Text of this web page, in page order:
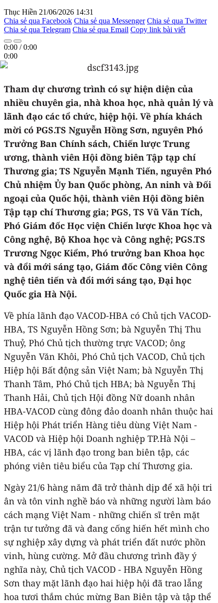
Thục Hiền 21/06/2026 14:31
Chia sẻ qua Facebook Chia sẻ qua Messenger Chia sẻ qua Twitter
Chia sẻ qua Telegram Chia sẻ qua Email Copy link bài viết
0:00 /0:00
0:00
Tham dự chương trình có sự hiện diện của
nhiều chuyên gia, nhà khoa học, nhà quản lý và
lãnh đạo các tổ chức, hiệp hội. Về phía khách
mời có PGS.TS Nguyễn Hồng Sơn, nguyên Phó
Trưởng Ban Chính sách, Chiến lược Trung
ương, thành viên Hội đồng biên Tập tạp chí
Thương gia; TS Nguyễn Mạnh Tiến, nguyên Phó
Chủ nhiệm Ủy ban Quốc phòng, An ninh và Đối
ngoại của Quốc hội, thành viên Hội đồng biên
Tập tạp chí Thương gia; PGS, TS Vũ Văn Tích,
Phó Giám đốc Học viện Chiến lược Khoa học và
Công nghệ, Bộ Khoa học và Công nghệ; PGS.TS
Trương Ngọc Kiểm, Phó trưởng ban Khoa học
và đổi mới sáng tạo, Giám đốc Công viên Công
nghệ tiên tiến và đổi mới sáng tạo, Đại học
Quốc gia Hà Nội.
Về phía lãnh đạo VACOD-HBA có Chủ tịch VACOD-
HBA, TS Nguyễn Hồng Sơn; bà Nguyễn Thị Thu
Thuỷ, Phó Chủ tịch thường trực VACOD; ông
Nguyễn Văn Khôi, Phó Chủ tịch VACOD, Chủ tịch
Hiệp hội Bất động sản Việt Nam; bà Nguyễn Thị
Thanh Tâm, Phó Chủ tịch HBA; bà Nguyễn Thị
Thanh Hải, Chủ tịch Hội đồng Nữ doanh nhân
HBA-VACOD cùng đông đảo doanh nhân thuộc hai
Hiệp hội Phát triển Hàng tiêu dùng Việt Nam -
VACOD và Hiệp hội Doanh nghiệp TP.Hà Nội –
HBA, các vị lãnh đạo trong ban biên tập, các
phóng viên tiêu biểu của Tạp chí Thương gia.
Ngày 21/6 hàng năm đã trở thành dịp để xã hội tri
ân và tôn vinh nghề báo và những người làm báo
cách mạng Việt Nam - những chiến sĩ trên mặt
trận tư tưởng đã và đang cống hiến hết mình cho
sự nghiệp xây dựng và phát triển đất nước phồn
vinh, hùng cường. Mở đầu chương trình đầy ý
nghĩa này, Chủ tịch VACOD - HBA Nguyễn Hồng
Sơn thay mặt lãnh đạo hai hiệp hội đã trao lẵng
hoa tươi thắm chúc mừng Ban Biên tập và tập thể